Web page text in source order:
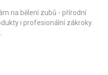
na bělení zubů - přírodní
i profesionální zákroky.